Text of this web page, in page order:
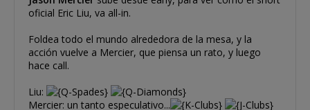
oficial Eric Liu, va all-in.
Foldea todo el mundo alrededora de la mesa, y la
acción vuelve a Mercier, que piensa un rato, y luego
hace call.
Liu:
Mercier: un tanto especulativo...